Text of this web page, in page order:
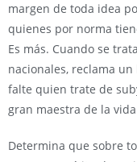
margen de toda idea
quienes por norma
Es más. Cuando se
nacionales, reclama
falte quien trate de
gran maestra de la
Determina que sobre